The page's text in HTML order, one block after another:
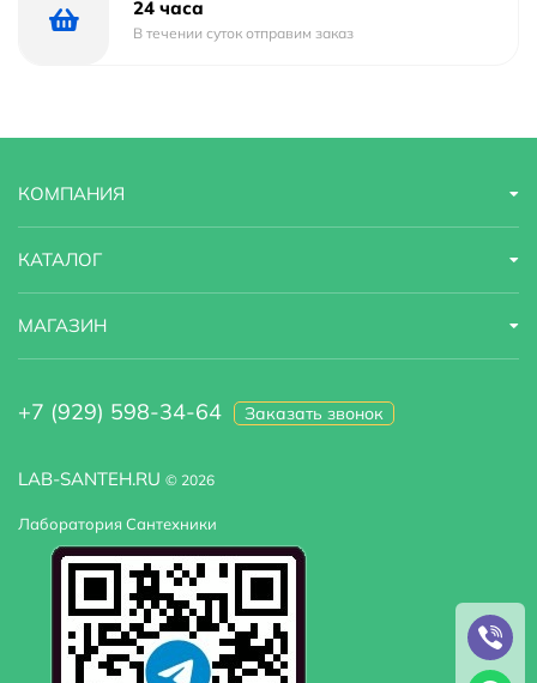
24 часа
В течении суток отправим заказ
LAB-SANTEH.RU © 2026
Лаборатория Сантехники
КОМПАНИЯ
КАТАЛОГ
МАГАЗИН
+7 (929) 598-34-64 Заказать звонок